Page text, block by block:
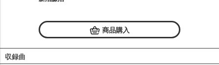
商品購入
収録曲